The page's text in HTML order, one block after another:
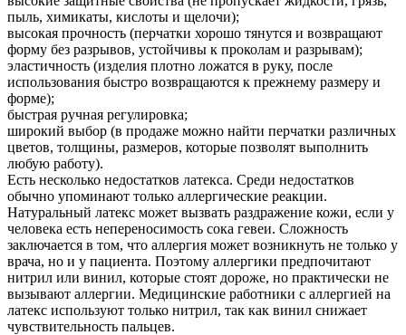
пыль, химикаты, кислоты и щелочи);
высокая прочность (перчатки хорошо тянутся и возвращают
форму без разрывов, устойчивы к проколам и разрывам);
эластичность (изделия плотно ложатся в руку, после
использования быстро возвращаются к прежнему размеру и
форме);
быстрая ручная регулировка;
широкий выбор (в продаже можно найти перчатки различных
цветов, толщины, размеров, которые позволят выполнить
любую работу).
Есть несколько недостатков латекса. Среди недостатков
обычно упоминают только аллергические реакции.
Натуральный латекс может вызвать раздражение кожи, если у
человека есть непереносимость сока гевеи. Сложность
заключается в том, что аллергия может возникнуть не только у
врача, но и у пациента. Поэтому аллергики предпочитают
нитрил или винил, которые стоят дороже, но практически не
вызывают аллергии. Медицинские работники с аллергией на
латекс используют только нитрил, так как винил снижает
чувствительность пальцев.